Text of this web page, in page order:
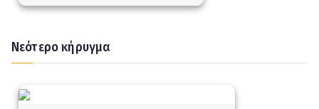
Νεότερο κήρυγμα